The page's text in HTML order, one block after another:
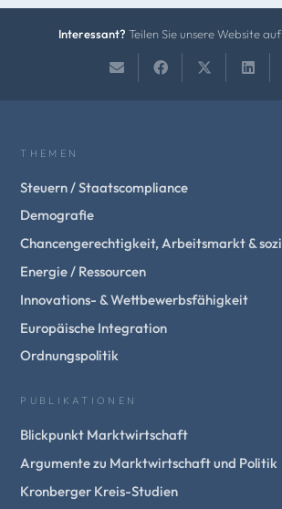
Interessant? Teilen Sie unsere Website
THEMEN
Steuern / Staatscompliance
Demografie
Chancengerechtigkeit, Arbeitsmarkt &
Energie / Ressourcen
Innovations- & Wettbewerbsfähigkeit
Europäische Integration
Ordnungspolitik
PUBLIKATIONEN
Blickpunkt Marktwirtschaft
Argumente zu Marktwirtschaft und Politik
Kronberger Kreis-Studien